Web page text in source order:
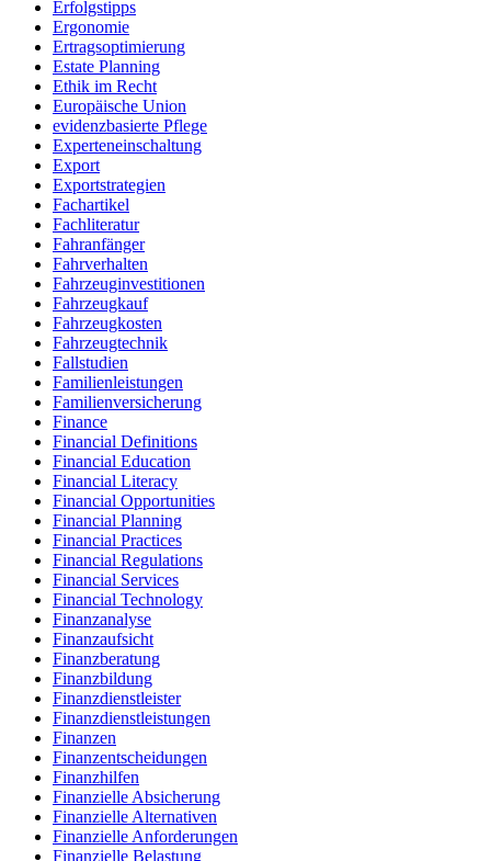
Erfolgstipps
Ergonomie
Ertragsoptimierung
Estate Planning
Ethik im Recht
Europäische Union
evidenzbasierte Pflege
Experteneinschaltung
Export
Exportstrategien
Fachartikel
Fachliteratur
Fahranfänger
Fahrverhalten
Fahrzeuginvestitionen
Fahrzeugkauf
Fahrzeugkosten
Fahrzeugtechnik
Fallstudien
Familienleistungen
Familienversicherung
Finance
Financial Definitions
Financial Education
Financial Literacy
Financial Opportunities
Financial Planning
Financial Practices
Financial Regulations
Financial Services
Financial Technology
Finanzanalyse
Finanzaufsicht
Finanzberatung
Finanzbildung
Finanzdienstleister
Finanzdienstleistungen
Finanzen
Finanzentscheidungen
Finanzhilfen
Finanzielle Absicherung
Finanzielle Alternativen
Finanzielle Anforderungen
Finanzielle Belastung